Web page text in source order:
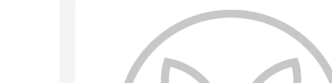
Декор для дома